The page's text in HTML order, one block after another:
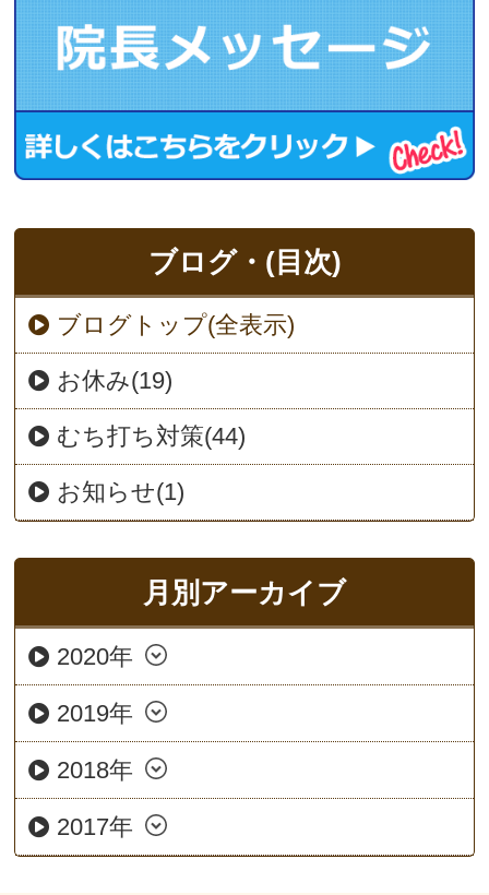
ブログ・(目次)
ブログトップ(全表示)
お休み(19)
むち打ち対策(44)
お知らせ(1)
月別アーカイブ
2020年
2019年
2018年
2017年